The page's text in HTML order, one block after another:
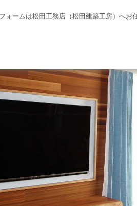
ォームは松田工務店（松田建築工房）へお